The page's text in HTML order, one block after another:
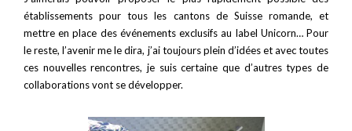
établissements pour tous les cantons de Suisse romande, et
mettre en place des événements exclusifs au label Unicorn… Pour
le reste, l’avenir me le dira, j’ai toujours plein d’idées et avec toutes
ces nouvelles rencontres, je suis certaine que d’autres types de
collaborations vont se développer.